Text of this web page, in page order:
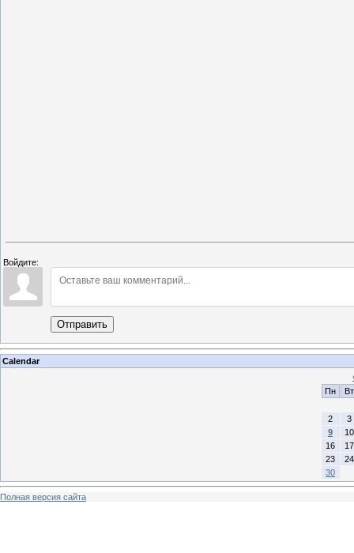
Войдите:
Отправить
Calendar
Пн
Вт
2
3
9
10
16
17
23
24
30
Полная версия сайта